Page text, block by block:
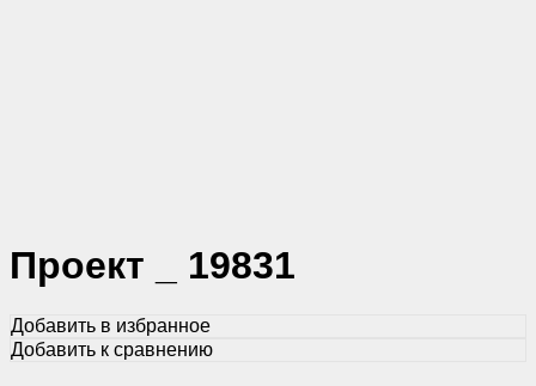
Проект _ 19831
Добавить в избранное
Добавить к сравнению